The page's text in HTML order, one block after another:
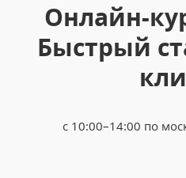
Онлайн-
Быстрый
с 10:00–14:00 по